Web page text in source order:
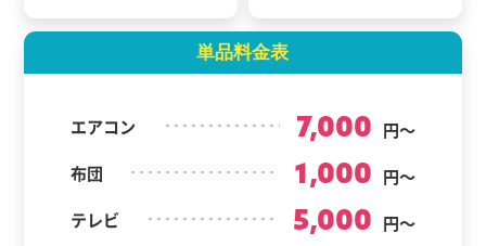
単品料金表
エアコン 7,000 円～
布団
1,000 円～
テレビ
5,000 円～